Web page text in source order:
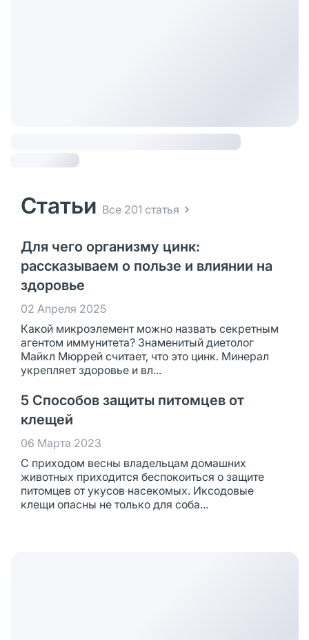
Статьи Все 201 статья
Для чего организму цинк:
рассказываем о пользе и влиянии на
здоровье
02 Апреля 2025
Какой микроэлемент можно назвать секретным
агентом иммунитета? Знаменитый диетолог
Майкл Мюррей считает, что это цинк. Минерал
укрепляет здоровье и вл...
5 Способов защиты питомцев от
клещей
06 Марта 2023
С приходом весны владельцам домашних
животных приходится беспокоиться о защите
питомцев от укусов насекомых. Иксодовые
клещи опасны не только для соба...